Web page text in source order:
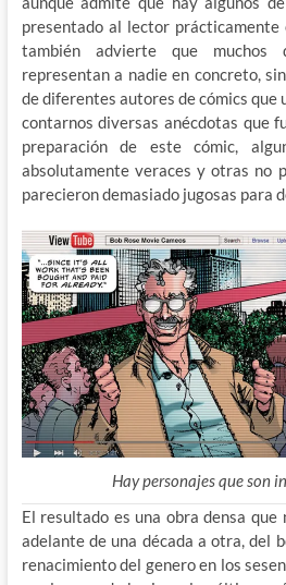
presentado al lector prácticamente
también advierte que muchos
representan a nadie en concreto,
de diferentes autores de cómics que
contarnos diversas anécdotas que
preparación de este cómic,
absolutamente veraces y otras no
parecieron demasiado jugosas para
Hay personajes que son
El resultado es una obra densa
adelante de una década a otra, del
renacimiento del genero en los